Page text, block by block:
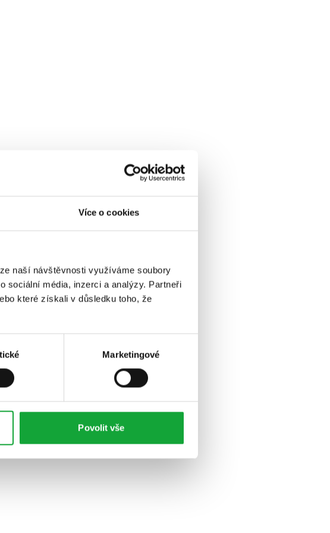
Více o cookies
naší návštěvnosti využíváme soubory
sociální média, inzerci a analýzy. Partneři
které získali v důsledku toho, že
Marketingové
Povolit vše